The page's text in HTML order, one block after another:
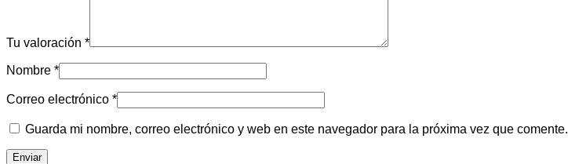
Tu valoración *
Nombre *
Correo electrónico *
Guarda mi nombre, correo electrónico y web en este navegador para la próxima vez que comente.